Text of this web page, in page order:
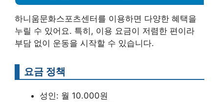
하니움문화스포츠센터를 이용하면 다양한 혜택을
누릴 수 있어요. 특히, 이용 요금이 저렴한 편이라
부담 없이 운동을 시작할 수 있습니다.
요금 정책
성인: 월 10.000원